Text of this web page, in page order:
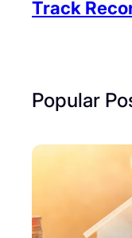
Track
Popular